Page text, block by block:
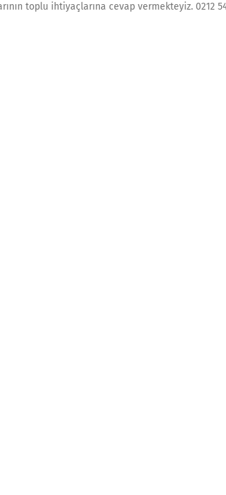
toplu ihtiyaçlarına cevap vermekteyiz. 0212